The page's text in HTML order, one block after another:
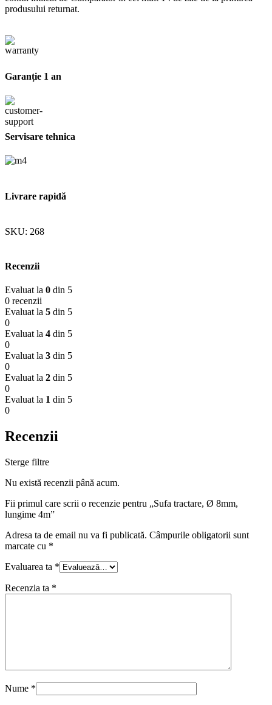
produsului returnat.
Garanție 1 an
Servisare tehnica
Livrare rapidă
SKU: 268
Recenzii
Evaluat la 0 din 5
0 recenzii
Evaluat la 5 din 5
0
Evaluat la 4 din 5
0
Evaluat la 3 din 5
0
Evaluat la 2 din 5
0
Evaluat la 1 din 5
0
Recenzii
Sterge filtre
Nu există recenzii până acum.
Fii primul care scrii o recenzie pentru „Sufa tractare, Ø 8mm,
lungime 4m”
Adresa ta de email nu va fi publicată. Câmpurile obligatorii sunt
marcate cu *
Evaluarea ta *
Recenzia ta *
Nume *